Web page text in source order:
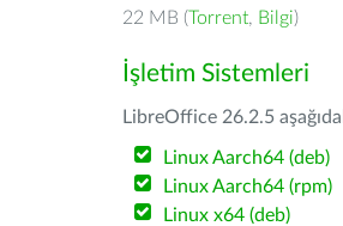
22 MB (Torrent, Bilgi)
İşletim Sistemleri
LibreOffice 26.2.5
Linux Aarch64 (deb)
Linux Aarch64 (rpm)
Linux x64 (deb)